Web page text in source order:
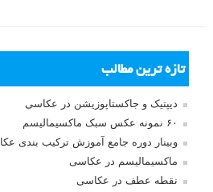
تازه ترین مطالب
دیپتیک و جاکستا‌پوزیشن در عکاسی
۶۰ نمونه عکس سبک ماکسیمالیسم
وبینار دوره جامع آموزش ترکیب بندی
ماکسیمالیسم در عکاسی
نقطه عطف در عکاسی